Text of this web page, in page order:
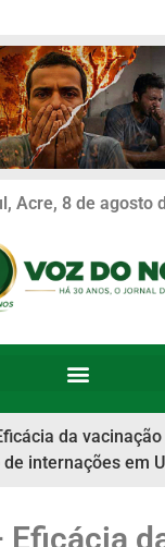
Acre, 8 de agosto
da
internações em
Eficácia